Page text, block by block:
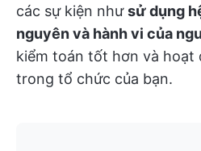
các sự kiện nhưsử dụng
nguyên và hành vi của
kiểm toán tốt hơn và hoạt
trong tổ chức của bạn.